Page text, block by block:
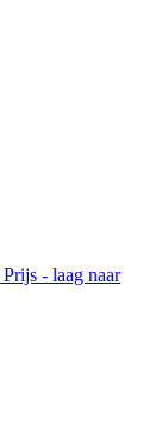
Prijs - laag naar